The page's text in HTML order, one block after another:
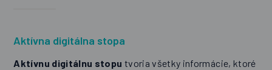
Aktívna digitálna stopa
Aktívnu digitálnu stopu tvoria všetky informácie, ktoré